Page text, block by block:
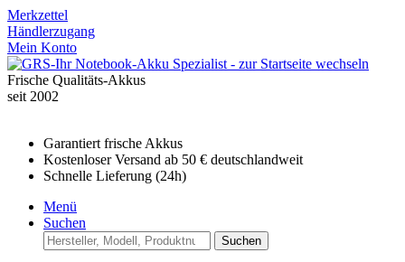
Merkzettel
Händlerzugang
Mein Konto
Frische Qualitäts-Akkus
seit 2002
Garantiert frische Akkus
Kostenloser Versand ab 50 € deutschlandweit
Schnelle Lieferung (24h)
Menü
Suchen
Suchen